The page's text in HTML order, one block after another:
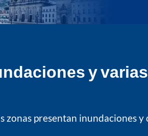
y
zonas presentan inundaciones y